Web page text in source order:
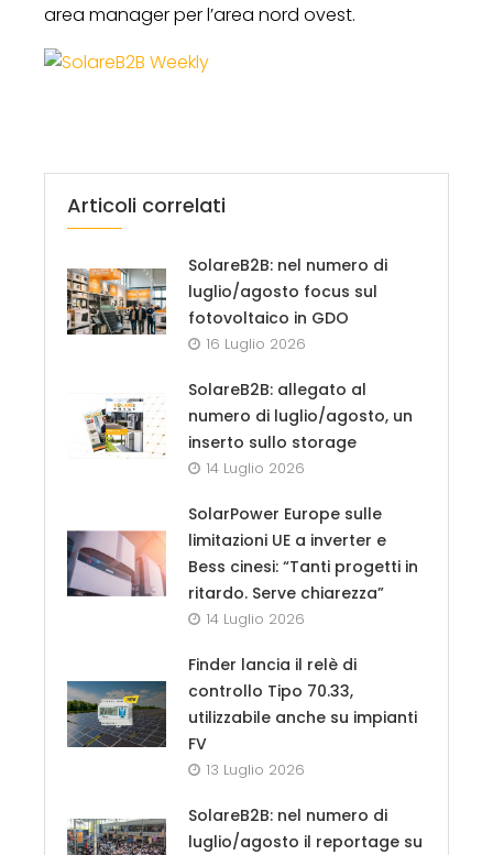
area manager per l’area nord ovest.
Articoli correlati
SolareB2B: nel numero di
luglio/agosto focus sul
fotovoltaico in GDO
16 Luglio 2026
SolareB2B: allegato al
numero di luglio/agosto, un
inserto sullo storage
14 Luglio 2026
SolarPower Europe sulle
limitazioni UE a inverter e
Bess cinesi: “Tanti progetti in
ritardo. Serve chiarezza”
14 Luglio 2026
Finder lancia il relè di
controllo Tipo 70.33,
utilizzabile anche su impianti
FV
13 Luglio 2026
SolareB2B: nel numero di
luglio/agosto il reportage su